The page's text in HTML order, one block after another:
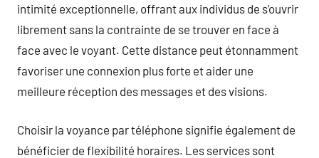
intimité exceptionnelle, offrant aux individus de s’ouvrir
librement sans la contrainte de se trouver en face à
face avec le voyant. Cette distance peut étonnamment
favoriser une connexion plus forte et aider une
meilleure réception des messages et des visions.
Choisir la voyance par téléphone signifie également de
bénéficier de flexibilité horaires. Les services sont